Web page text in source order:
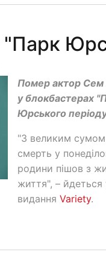
Помер актор Сем
у блокбастерах
Юрського
"З великим
смерть у
родини пішов з
життя", – йдеться
видання Variety.